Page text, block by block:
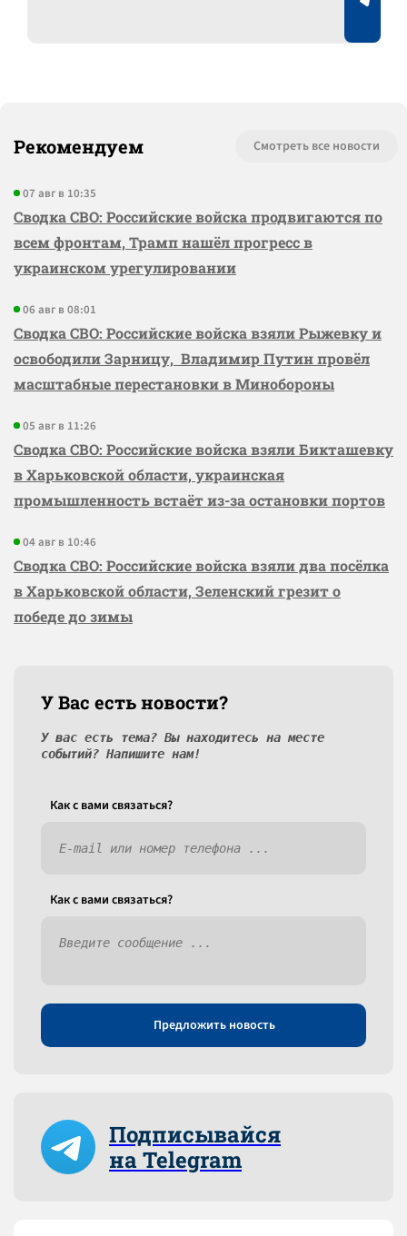
Рекомендуем Смотреть все новости
07 авг в 10:35
Сводка СВО: Российские войска продвигаются по
всем фронтам, Трамп нашёл прогресс в
украинском урегулировании
06 авг в 08:01
Сводка СВО: Российские войска взяли Рыжевку и
освободили Зарницу, Владимир Путин провёл
масштабные перестановки в Минобороны
05 авг в 11:26
Сводка СВО: Российские войска взяли Бикташевку
в Харьковской области, украинская
промышленность встаёт из-за остановки портов
04 авг в 10:46
Сводка СВО: Российские войска взяли два посёлка
в Харьковской области, Зеленский грезит о
победе до зимы
У Вас есть новости?
У вас есть тема? Вы находитесь на месте
событий? Напишите нам!
Как c вами связаться?
Как c вами связаться?
Предложить новость
Подписывайся
на Telegram